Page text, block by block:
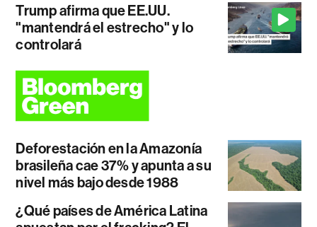
Trump afirma que EE.UU.
"mantendrá el estrecho" y lo
controlará
Deforestación en la Amazonía
brasileña cae 37% y apunta a su
nivel más bajo desde 1988
¿Qué países de América Latina